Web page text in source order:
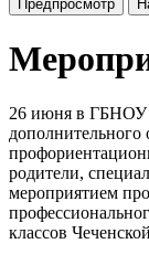
26 июня в ГБНОУ
дополнительного
родители,
мероприятием
классов